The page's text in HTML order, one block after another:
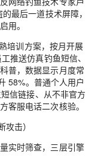
最后一道技术屏障，
用。
培训方案，按月开展
推送仿真钓鱼短信、
普，数据显示月度常
58%。普通个人用户
信链接、从不非官方
客服电话二次核验。
击）
实时筛查，三层引擎